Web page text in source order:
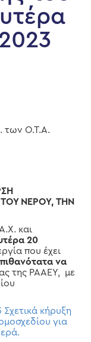
των Ο.Τ.Α.
ΝΕΡΟΥ, ΤΗΝ
και
20
που έχει
να
της ΡΑΑΕΥ, με
κήρυξη
για